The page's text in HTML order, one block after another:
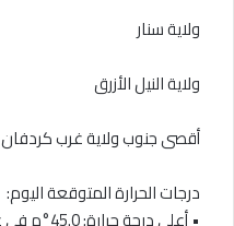
ولاية سنار
ولاية النيل الأزرق
أقصى جنوب ولاية غرب كردفان
درجات الحرارة المتوقعة اليوم: